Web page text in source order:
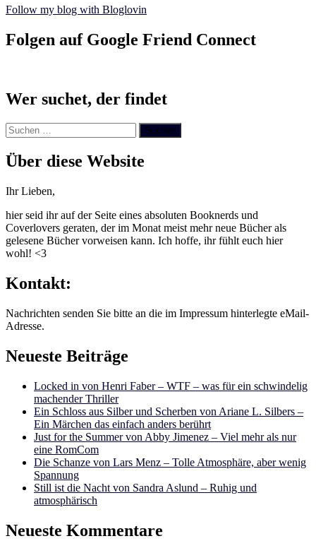
Follow my blog with Bloglovin
Folgen auf Google Friend Connect
Wer suchet, der findet
Suchen
nach:
Über diese Website
Ihr Lieben,
hier seid ihr auf der Seite eines absoluten Booknerds und
Coverlovers geraten, der im Monat meist mehr neue Bücher als
gelesene Bücher vorweisen kann. Ich hoffe, ihr fühlt euch hier
wohl! <3
Kontakt:
Nachrichten senden Sie bitte an die im Impressum hinterlegte eMail-
Adresse.
Neueste Beiträge
Locked in von Henri Faber – WTF – was für ein schwindelig
machender Thriller
Ein Schloss aus Silber und Scherben von Ariane L. Silbers –
Ein Märchen das einfach anders berührt
Just for the Summer von Abby Jimenez – Viel mehr als nur
eine RomCom
Die Schanze von Lars Menz – Tolle Atmosphäre, aber wenig
Spannung
Still ist die Nacht von Sandra Aslund – Ruhig und
atmosphärisch
Neueste Kommentare